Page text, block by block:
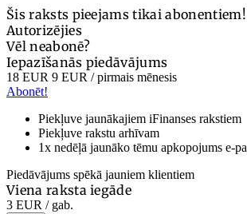
Šis raksts pieejams tikai abonentiem!
Autorizējies
Vēl neabonē?
Iepazīšanās piedāvājums
18 EUR 9 EUR / pirmais mēnesis
Abonēt!
Piekļuve jaunākajiem iFinanses rakstiem
Piekļuve rakstu arhīvam
1x nedēļā jaunāko tēmu apkopojums e-
Piedāvājums spēkā jauniem klientiem
Viena raksta iegāde
3 EUR / gab.